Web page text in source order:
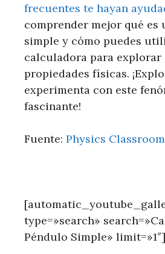
frecuentes te hayan
comprender mejor qué es
simple y cómo puedes
calculadora para explorar
propiedades físicas.
experimenta con este
fascinante!
Fuente: Physics Classroom
type=»search»
Péndulo Simple» limit=»1″]